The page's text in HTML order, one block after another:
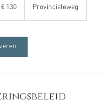
€ 130 Provincialeweg